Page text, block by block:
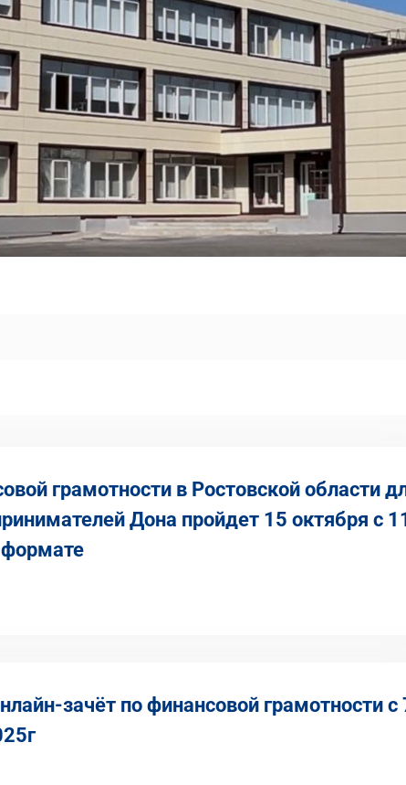
грамотности в Ростовской области
Дона пройдет 15 октября с
зачёт по финансовой грамотности с